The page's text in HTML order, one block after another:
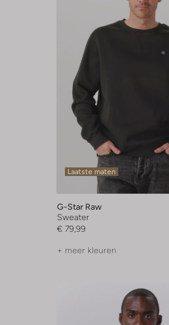
Laatste maten
G-Star Raw
Sweater
€ 79,99
+ meer kleuren